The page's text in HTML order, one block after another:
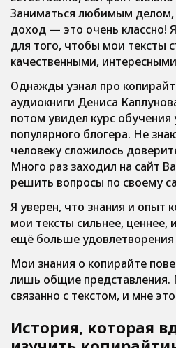
Заниматься любимым делом,
доход — это очень классно!
для того, чтобы мои тексты
качественными,
Однажды узнал про
аудиокниги Дениса
потом увидел курс обучения
популярного блогера. Не
человеку сложилось
Много раз заходил на сайт
решить вопросы по своему
Я уверен, что знания и опыт
мои тексты сильнее, ценнее,
ещё больше удовлетворения
Мои знания о копирайте
лишь общие представления.
связанно с текстом, и мне
История, которая